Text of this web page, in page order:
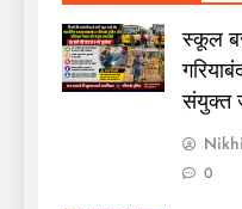
स्कूल
संयुक्त
0